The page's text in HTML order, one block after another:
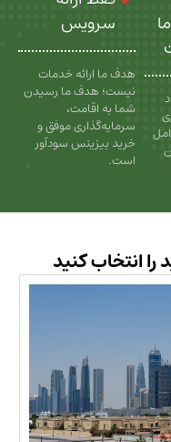
خدمات
ما رسیدن
موفق و
سودآور
کنید